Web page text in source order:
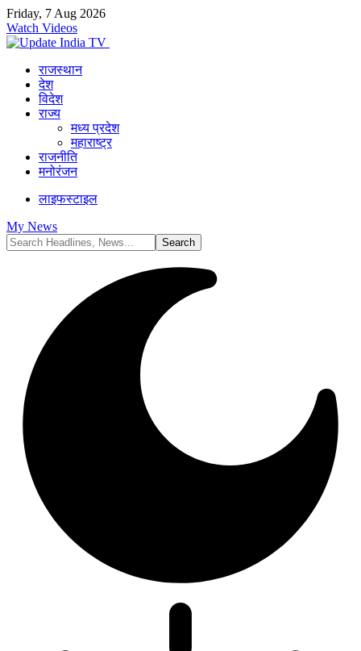
Friday, 7 Aug 2026
Watch Videos
राजस्थान
देश
विदेश
राज्य
मध्य प्रदेश
महाराष्ट्र
राजनीति
मनोरंजन
लाइफस्टाइल
My News